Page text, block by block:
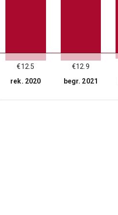
€12.5
rek. 2020
€12.9
begr. 2021